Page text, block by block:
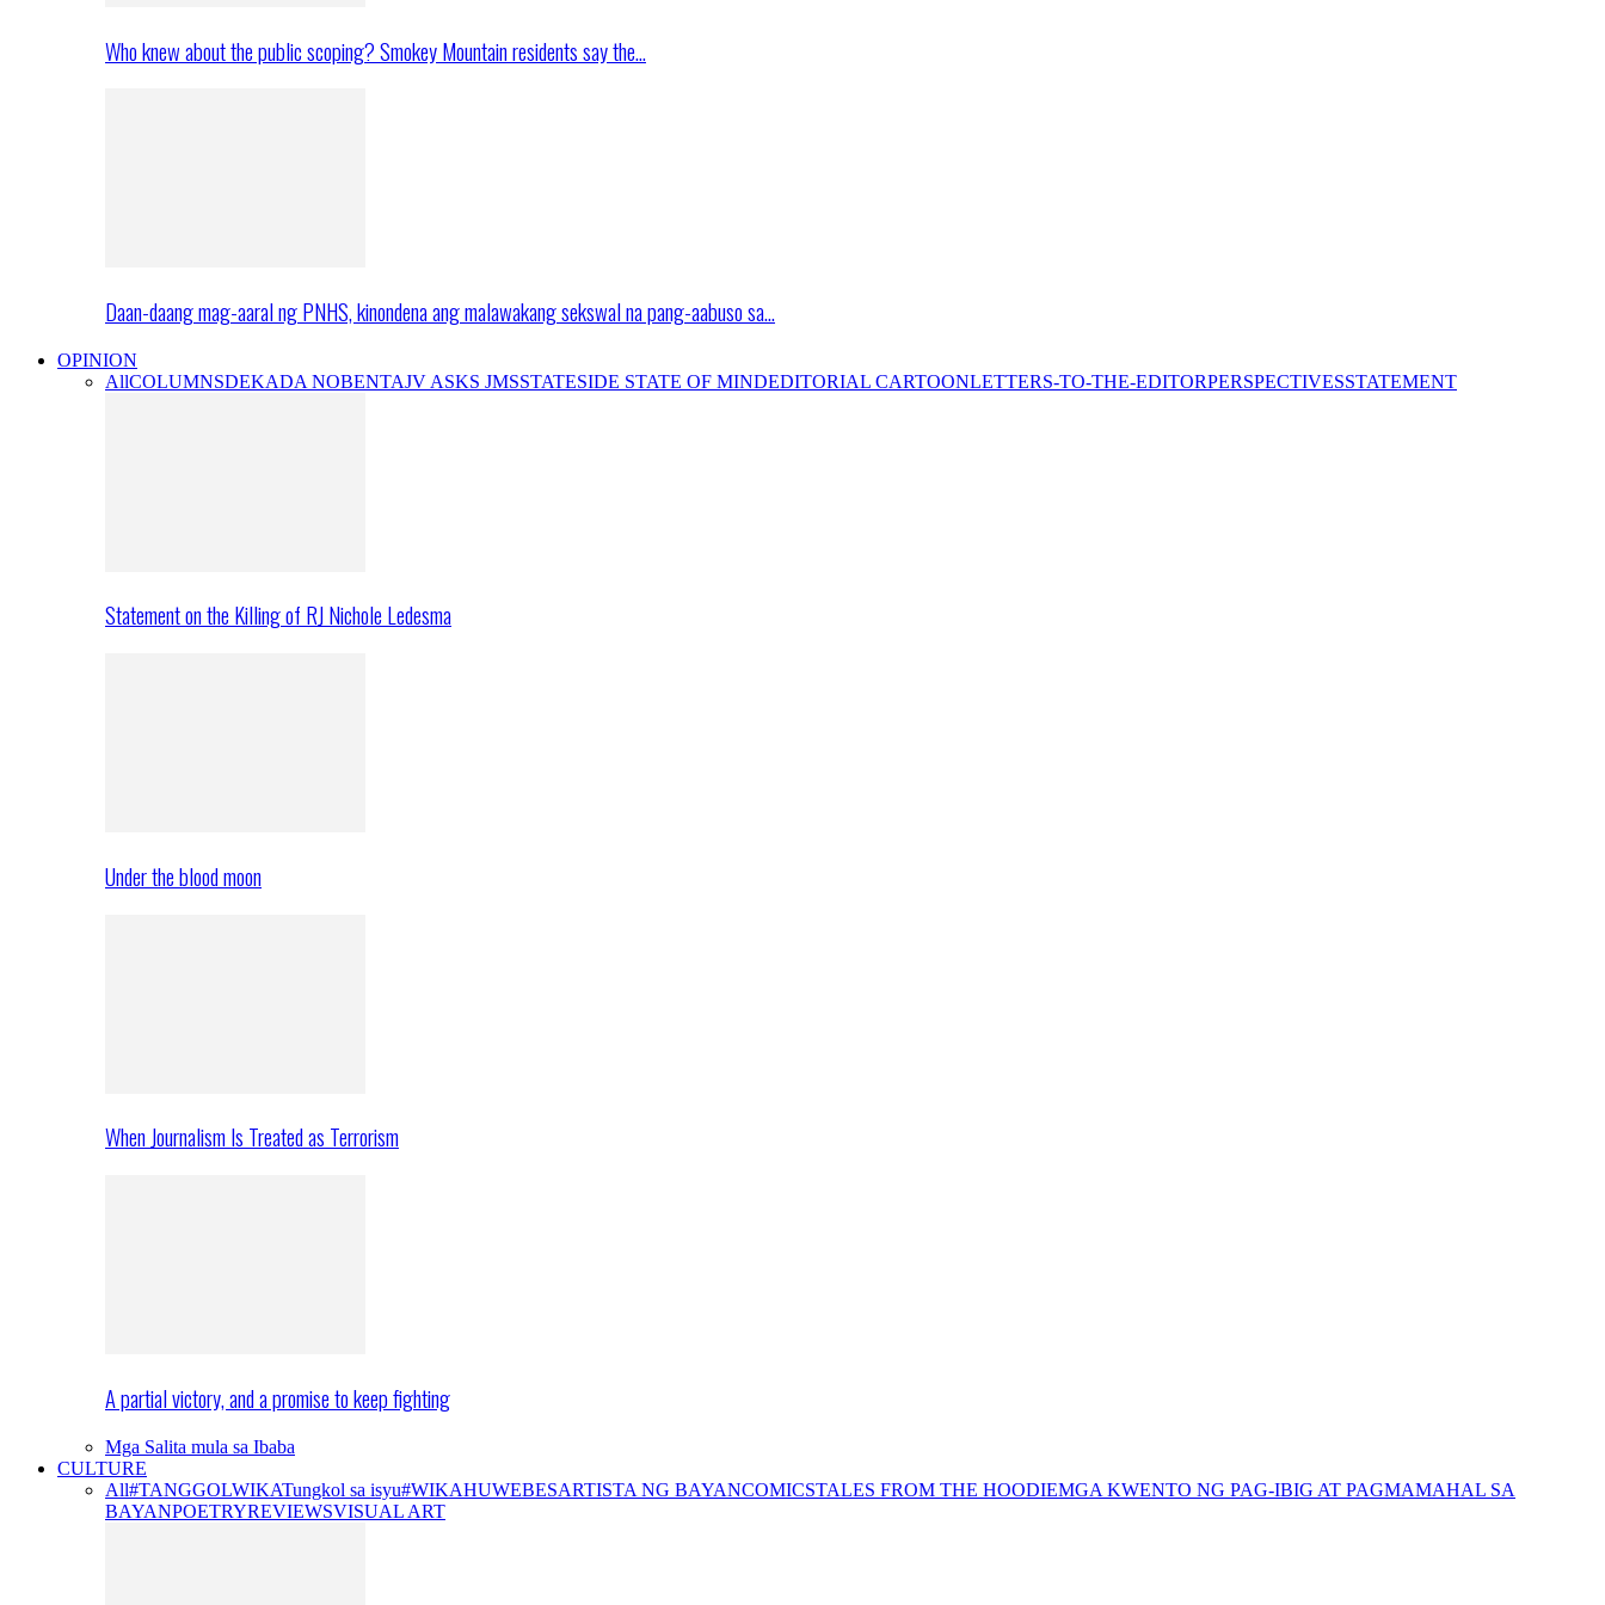
Who knew about the public scoping? Smokey Mountain residents say the…
Daan-daang mag-aaral ng PNHS, kinondena ang malawakang sekswal na pang-aabuso sa…
OPINION
AllCOLUMNSDEKADA NOBENTAJV ASKS JMSSTATESIDE STATE OF MINDEDITORIAL CARTOONLETTERS-TO-THE-EDITORPERSPECTIVESSTATEMENT
Statement on the Killing of RJ Nichole Ledesma
Under the blood moon
When Journalism Is Treated as Terrorism
A partial victory, and a promise to keep fighting
Mga Salita mula sa Ibaba
CULTURE
All#TANGGOLWIKATungkol sa isyu#WIKAHUWEBESARTISTA NG BAYANCOMICSTALES FROM THE HOODIEMGA KWENTO NG PAG-IBIG AT PAGMAMAHAL SA
BAYANPOETRYREVIEWSVISUAL ART